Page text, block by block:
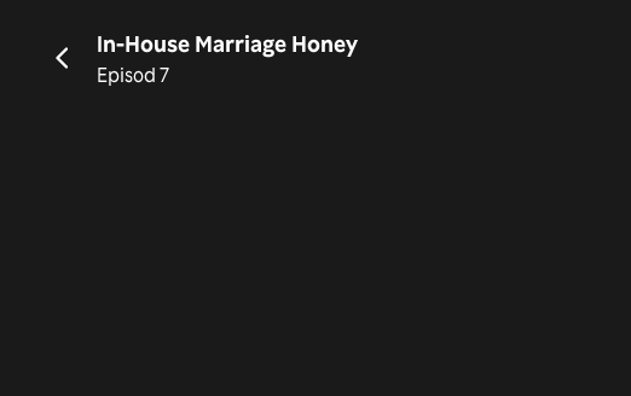
In-House Marriage Honey
Episod 7